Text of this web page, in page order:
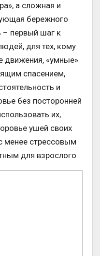
а сложная и
бережного
– первый шаг к
для тех, кому
движения, «умные»
спасением,
и
без посторонней
их,
ушей своих
менее стрессовым
для взрослого.